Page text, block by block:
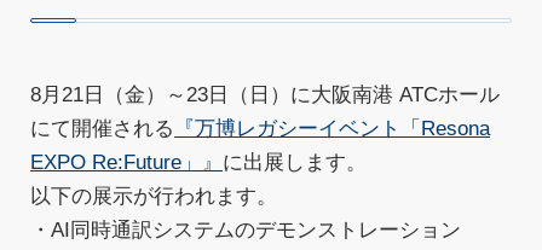
8月21日（金）～23日（日）に大阪南港 ATCホール
にて開催される
『万博レガシーイベント「Resona
EXPO Re:Future」』 に出展します。
以下の展示が行われます。
・AI同時通訳システムのデモンストレーション